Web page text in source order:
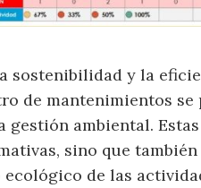
sostenibilidad y la
de mantenimientos se
gestión ambiental.
sino que
de las